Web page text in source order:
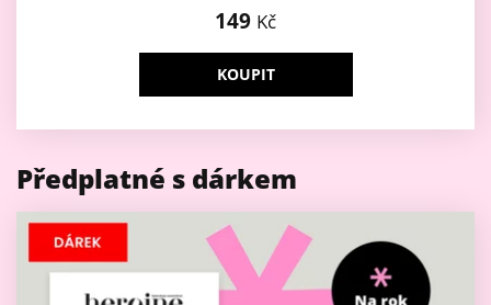
149 Kč
KOUPIT
Předplatné s dárkem